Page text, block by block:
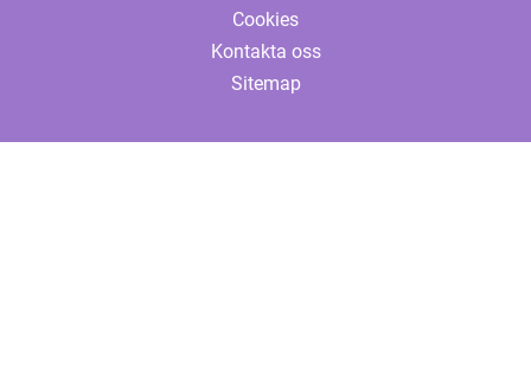
Cookies
Kontakta oss
Sitemap